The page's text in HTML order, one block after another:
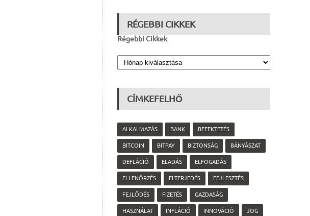
RÉGEBBI CIKKEK
Régebbi Cikkek
CÍMKEFELHŐ
ALKALMAZÁS BANK BEFEKTETÉS
BITCOIN BITPAY BIZTONSÁG BÁNYÁSZAT
DEFLÁCIÓ ELADÁS ELFOGADÁS
ELLENŐRZÉS ELTERJEDÉS FEJLESZTÉS
FEJLŐDÉS FIZETÉS GAZDASÁG
HASZNÁLAT INFLÁCIÓ INNOVÁCIÓ JOG